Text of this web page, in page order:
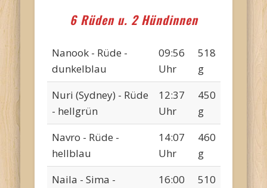
6 Rüden u. 2 Hündinnen
Nanook - Rüde -
dunkelblau
09:56
Uhr
518
g
Nuri (Sydney) - Rüde
- hellgrün
12:37
Uhr
450
g
Navro - Rüde -
hellblau
14:07
Uhr
460
g
Naila - Sima -
16:00
510